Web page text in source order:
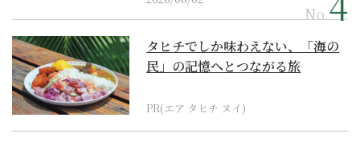
No.
タヒチでしか味わえない、「海の
民」の記憶へとつながる旅
PR(エア タヒチ ヌイ)